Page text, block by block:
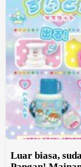
Luar biasa,